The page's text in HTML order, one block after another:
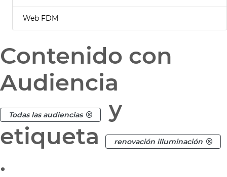
Web FDM
Contenido con
Audiencia
Todas las audiencias
y
etiqueta
renovación illuminación
.